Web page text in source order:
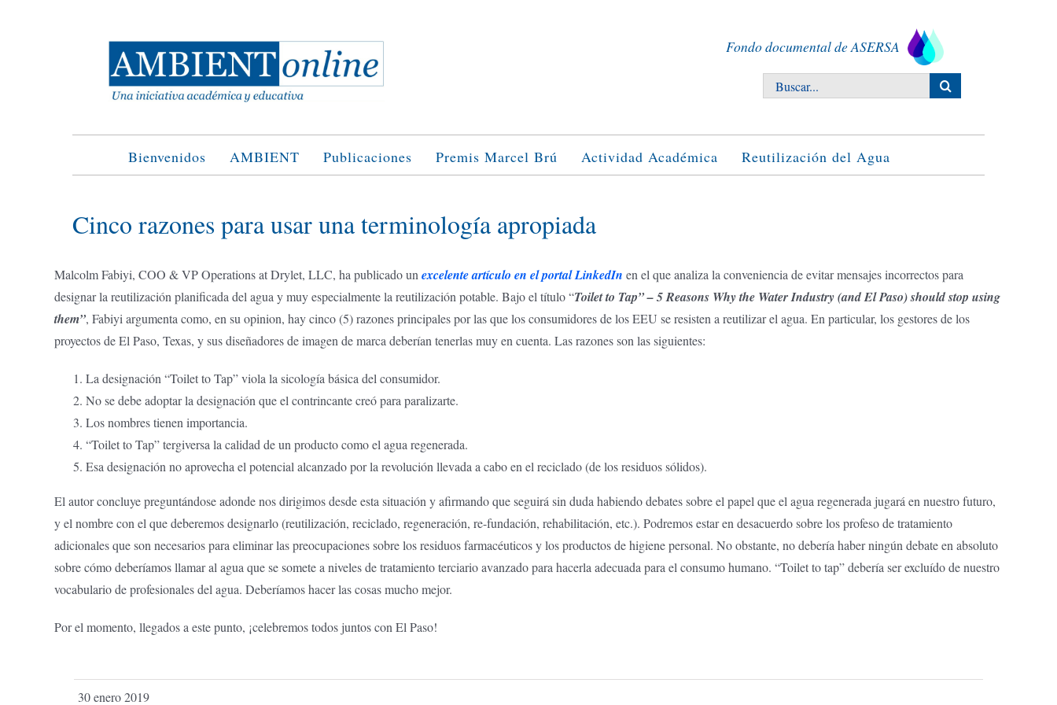
Fondo documental de ASERSA
Buscar:
Bienvenidos AMBIENT Publicaciones Premis Marcel Brú Actividad Académica Reutilización del Agua
Cinco razones para usar una terminología apropiada
Malcolm Fabiyi, COO & VP Operations at Drylet, LLC, ha publicado un excelente artículo en el portal LinkedIn en el que analiza la conveniencia de evitar mensajes incorrectos para
designar la reutilización planificada del agua y muy especialmente la reutilización potable. Bajo el título “Toilet to Tap” – 5 Reasons Why the Water Industry (and El Paso) should stop using
them”, Fabiyi argumenta como, en su opinion, hay cinco (5) razones principales por las que los consumidores de los EEU se resisten a reutilizar el agua. En particular, los gestores de los
proyectos de El Paso, Texas, y sus diseñadores de imagen de marca deberían tenerlas muy en cuenta. Las razones son las siguientes:
La designación “Toilet to Tap” viola la sicología básica del consumidor.
No se debe adoptar la designación que el contrincante creó para paralizarte.
Los nombres tienen importancia.
“Toilet to Tap” tergiversa la calidad de un producto como el agua regenerada.
Esa designación no aprovecha el potencial alcanzado por la revolución llevada a cabo en el reciclado (de los residuos sólidos).
El autor concluye preguntándose adonde nos dirigimos desde esta situación y afirmando que seguirá sin duda habiendo debates sobre el papel que el agua regenerada jugará en nuestro futuro,
y el nombre con el que deberemos designarlo (reutilización, reciclado, regeneración, re-fundación, rehabilitación, etc.). Podremos estar en desacuerdo sobre los profeso de tratamiento
adicionales que son necesarios para eliminar las preocupaciones sobre los residuos farmacéuticos y los productos de higiene personal. No obstante, no debería haber ningún debate en absoluto
sobre cómo deberíamos llamar al agua que se somete a niveles de tratamiento terciario avanzado para hacerla adecuada para el consumo humano. “Toilet to tap” debería ser excluído de nuestro
vocabulario de profesionales del agua. Deberíamos hacer las cosas mucho mejor.
Por el momento, llegados a este punto, ¡celebremos todos juntos con El Paso!
30 enero 2019